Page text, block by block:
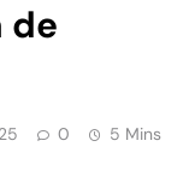
de
0 5 Mins